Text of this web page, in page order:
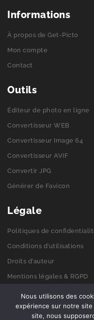
Informations
À propos de Get-Picto
Mon compte
Contact
Outils
Éditeur de photo en ligne
Convertisseur WEB
Convertisseur Image 64
Convertisseur AVIF
Convertir JPG
Générer de Favicon
Légale
Politiques de
Conditions d’utilisations
Droits d’auteur
Mentions légales & RGPD
Nous utilisons des
expérience sur notre
site, nous